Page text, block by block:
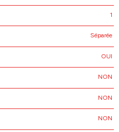
1
Séparée
OUI
NON
NON
NON